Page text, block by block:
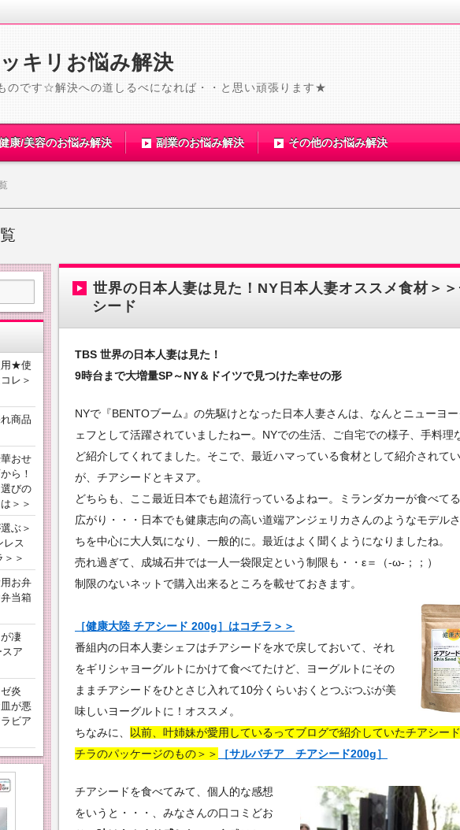
キリお悩み解決
のです☆解決への道しるべになれば・・と思い頑張ります★
康/美容のお悩み解決 副業のお悩み解決 その他のお悩み解決
世界の日本人妻は見た！NY日本人妻オススメ食材＞
シード
TBS 世界の日本人妻は見た！
9時台まで大増量SP～NY＆ドイツで見つけた幸せの形
NYで『BENTOブーム』の先駆けとなった日本人妻さんは、なんとニューヨ
ェフとして活躍されていましたねー。NYでの生活、ご自宅での様子、手料理
ど紹介してくれてました。そこで、最近ハマっている食材として紹介されて
が、チアシードとキヌア。
どちらも、ここ最近日本でも超流行っているよねー。ミランダカーが食べて
広がり・・・日本でも健康志向の高い道端アンジェリカさんのようなモデル
ちを中心に大人気になり、一般的に。最近はよく聞くようになりましたね。
売れ過ぎて、成城石井では一人一袋限定という制限も・・ε＝（‐ω‐；；）
制限のないネットで購入出来るところを載せておきます。
［健康大陸 チアシード 200g］はコチラ＞＞
番組内の日本人妻シェフはチアシードを水で戻しておいて、それ
をギリシャヨーグルトにかけて食べてたけど、ヨーグルトにその
ままチアシードをひとさじ入れて10分くらいおくとつぶつぶが美
味しいヨーグルトに！オススメ。
ちなみに、
以前、叶姉妹が愛用しているってブログで紹介していたチアシー
チラのパッケージのもの＞＞
［サルバチア チアシード200g］
チアシードを食べてみて、個人的な感想
をいうと・・・、みなさんの口コミどお
用★使
レ＞
商品
おせ
ら！
びの
＞＞
ぶ＞
レス
＞＞
お弁
当箱
凄
ア
炎
が悪
ビア